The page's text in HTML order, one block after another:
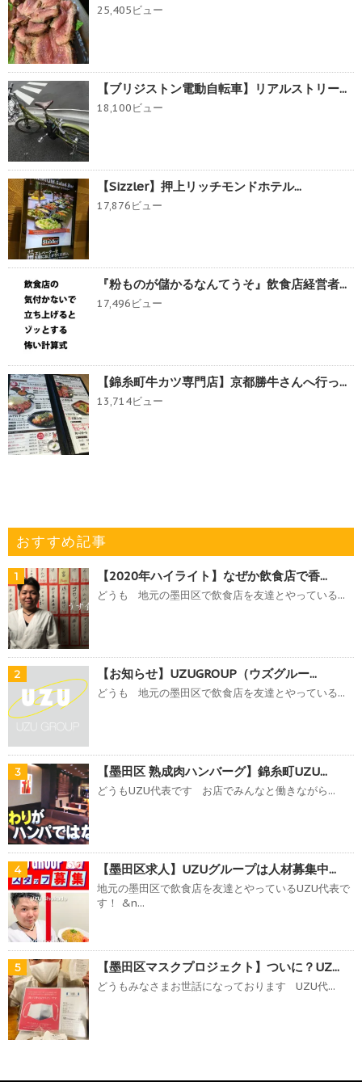
25,405ビュー
【ブリジストン電動自転車】リアルストリー...
18,100ビュー
【Sizzler】押上リッチモンドホテル...
17,876ビュー
『粉ものが儲かるなんてうそ』飲食店経営者...
17,496ビュー
【錦糸町牛カツ専門店】京都勝牛さんへ行っ...
13,714ビュー
おすすめ記事
1 【2020年ハイライト】なぜか飲食店で香...
どうも 地元の墨田区で飲食店を友達とやっている...
2 【お知らせ】UZUGROUP（ウズグルー...
どうも 地元の墨田区で飲食店を友達とやっている...
3 【墨田区 熟成肉ハンバーグ】錦糸町UZU...
どうもUZU代表です お店でみんなと働きながら...
4 【墨田区求人】UZUグループは人材募集中...
地元の墨田区で飲食店を友達とやっているUZU代表で
す！ &n...
5 【墨田区マスクプロジェクト】ついに？UZ...
どうもみなさまお世話になっております UZU代...